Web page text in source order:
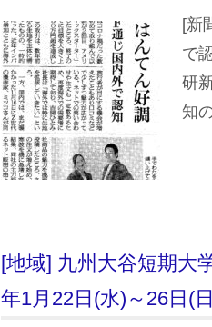
[新
で
研
知
[地域] 九州大谷短期大
年1月22日(水)～26日(